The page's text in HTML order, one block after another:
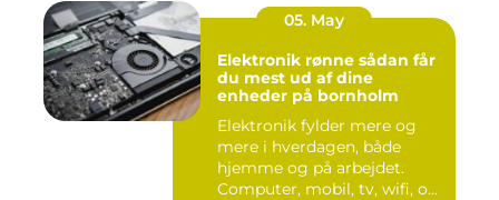
05. May
Elektronik rønne sådan får
du mest ud af dine
enheder på bornholm
Elektronik fylder mere og
mere i hverdagen, både
hjemme og på arbejdet.
Computer, mobil, tv, wifi, o...